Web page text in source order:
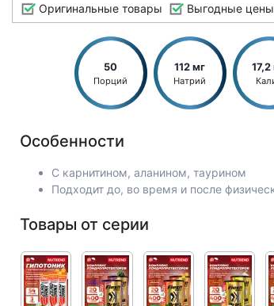
Оригинальные товары Выгодные цены
50
Порций
112 мг
Натрий
Особенности
С карнитином, аланином, таурином
Подходит до, во время и после
Товары от серии